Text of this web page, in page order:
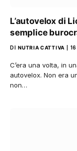
L’autovelox di
semplice
DI NUTRIA CATTIVA
C’era una volta, in
autovelox. Non era
non…